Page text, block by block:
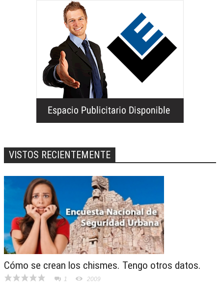
VISTOS RECIENTEMENTE
Cómo se crean los chismes. Tengo otros datos.
1 2009